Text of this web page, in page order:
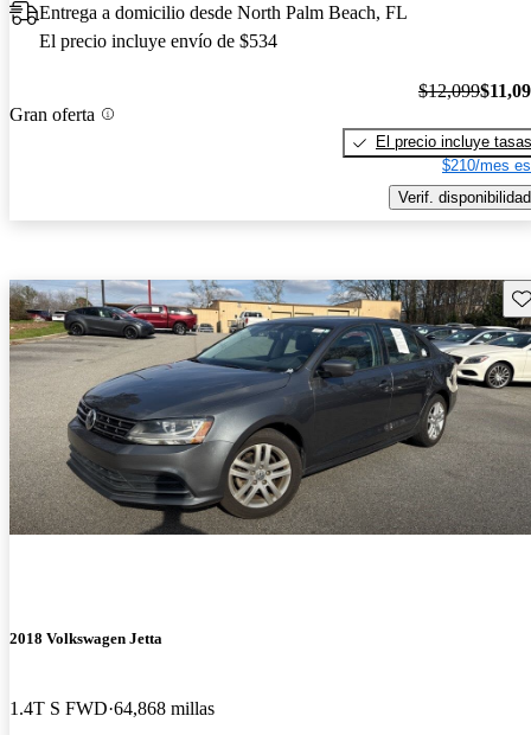
Entrega a domicilio desde North Palm Beach, FL
El precio incluye envío de $534
Gran oferta
$12,099
El precio incluye tasas
$210/mes
Verif. disponibilidad
2018 Volkswagen Jetta
1.4T S FWD 64,868 millas